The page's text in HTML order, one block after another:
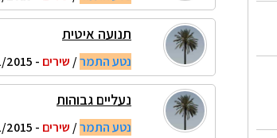
תנועה איטית
נטע התמר/שירים - 12/01/2015 17:46
נעליים גבוהות
נטע התמר/שירים - 10/01/2015 17:51